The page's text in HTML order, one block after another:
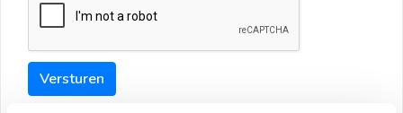
Versturen